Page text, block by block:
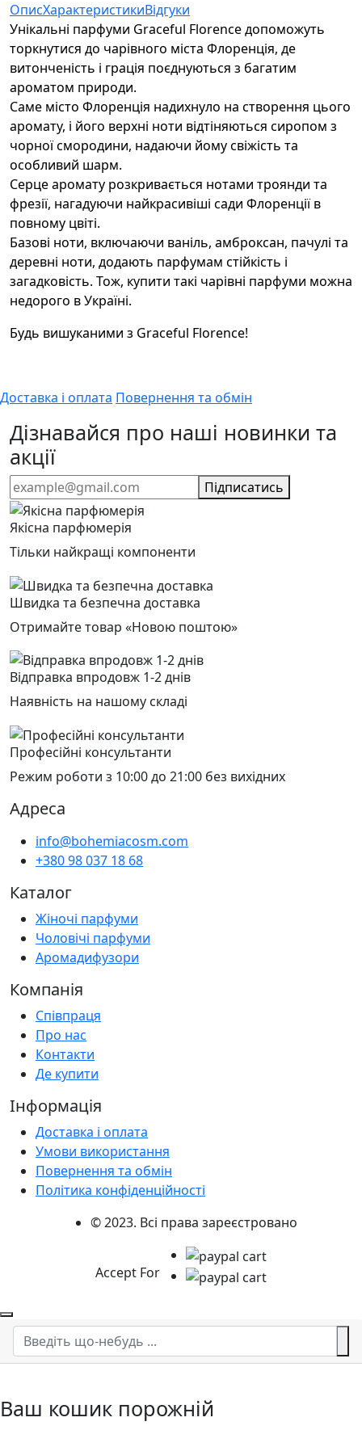
ОписХарактеристикиВідгуки
Унікальні парфуми Graceful Florence допоможуть
торкнутися до чарівного міста Флоренція, де
витонченість і грація поєднуються з багатим
ароматом природи.
Саме місто Флоренція надихнуло на створення цього
аромату, і його верхні ноти відтіняються сиропом з
чорної смородини, надаючи йому свіжість та
особливий шарм.
Серце аромату розкривається нотами троянди та
фрезії, нагадуючи найкрасивіші сади Флоренції в
повному цвіті.
Базові ноти, включаючи ваніль, амброксан, пачулі та
деревні ноти, додають парфумам стійкість і
загадковість. Тож, купити такі чарівні парфуми можна
недорого в Україні.
Будь вишуканими з Graceful Florence!
Доставка і оплата Повернення та обмін
Дізнавайся про наші новинки та
акції
Підписатись
Якісна парфюмерія
Тільки найкращі компоненти
Швидка та безпечна доставка
Отримайте товар «Новою поштою»
Відправка впродовж 1-2 днів
Наявність на нашому складі
Професійні консультанти
Режим роботи з 10:00 до 21:00 без вихідних
Адреса
info@bohemiacosm.com
+380 98 037 18 68
Каталог
Жіночі парфуми
Чоловічі парфуми
Аромадифузори
Компанія
Співпраця
Про нас
Контакти
Де купити
Інформація
Доставка і оплата
Умови використання
Повернення та обмін
Політика конфіденційності
© 2023. Всі права зареєстровано
Accept For
Ваш кошик порожній